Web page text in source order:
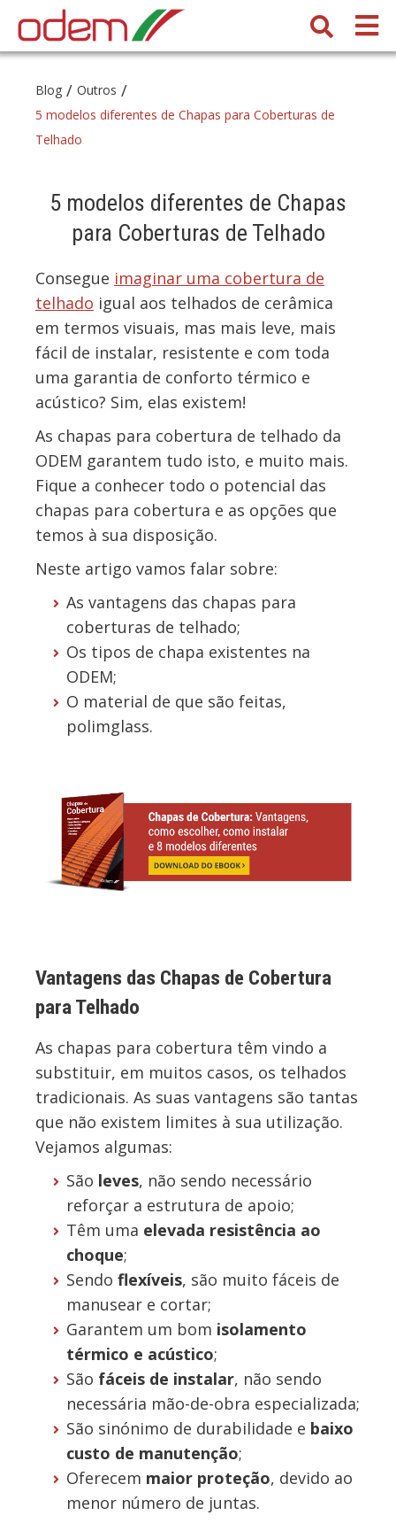
Blog / Outros /
5 modelos diferentes de Chapas para Coberturas de
Telhado
5 modelos diferentes de Chapas
para Coberturas de Telhado
Consegue imaginar uma cobertura de
telhado igual aos telhados de cerâmica
em termos visuais, mas mais leve, mais
fácil de instalar, resistente e com toda
uma garantia de conforto térmico e
acústico? Sim, elas existem!
As chapas para cobertura de telhado da
ODEM garantem tudo isto, e muito mais.
Fique a conhecer todo o potencial das
chapas para cobertura e as opções que
temos à sua disposição.
Neste artigo vamos falar sobre:
As vantagens das chapas para
coberturas de telhado;
Os tipos de chapa existentes na
ODEM;
O material de que são feitas,
polimglass.
Vantagens das Chapas de Cobertura
para Telhado
As chapas para cobertura têm vindo a
substituir, em muitos casos, os telhados
tradicionais. As suas vantagens são tantas
que não existem limites à sua utilização.
Vejamos algumas:
São leves, não sendo necessário
reforçar a estrutura de apoio;
Têm uma elevada resistência ao
choque;
Sendo flexíveis, são muito fáceis de
manusear e cortar;
Garantem um bom isolamento
térmico e acústico;
São fáceis de instalar, não sendo
necessária mão-de-obra especializada;
São sinónimo de durabilidade e baixo
custo de manutenção;
Oferecem maior proteção, devido ao
menor número de juntas.